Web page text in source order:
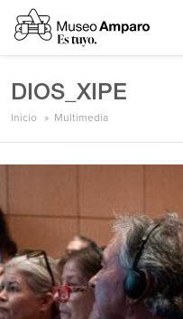
DIOS_XIPE
Inicio Multimedia